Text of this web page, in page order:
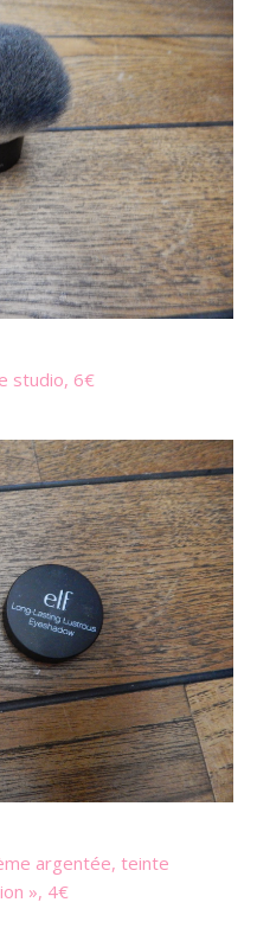
studio, 6€
argentée, teinte
», 4€